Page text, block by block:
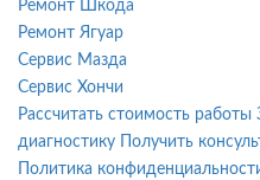
Ремонт Шкода
Ремонт Ягуар
Сервис Мазда
Сервис Хончи
Рассчитать стоимость работы
диагностику
Получить
Политика